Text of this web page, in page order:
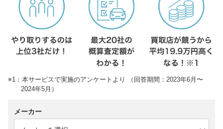
※1：本サービスで実施のアンケートより （回答期間：2023年6月〜
2024年5月）
メーカー